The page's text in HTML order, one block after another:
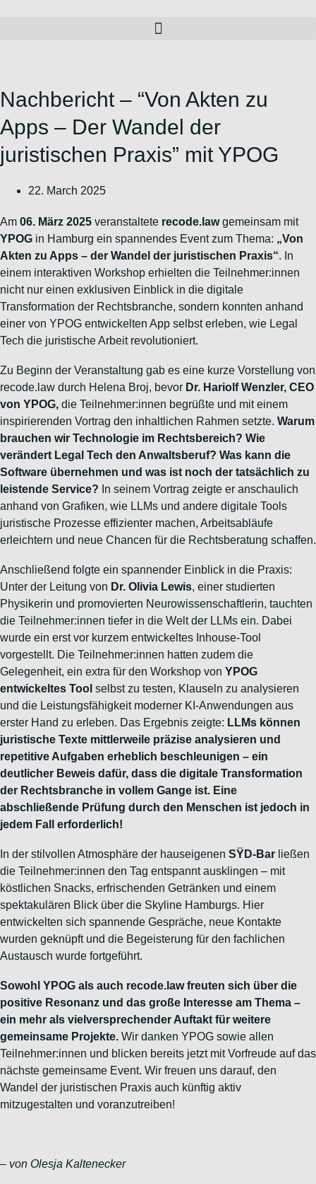
Nachbericht – “Von Akten zu
Apps – Der Wandel der
juristischen Praxis” mit YPOG
22. March 2025
Am 06. März 2025 veranstaltete recode.lawgemeinsam mit
YPOG in Hamburg ein spannendes Event zum Thema: „Von
Akten zu Apps – der Wandel der juristischen Praxis“. In
einem interaktiven Workshop erhielten die Teilnehmer:innen
nicht nur einen exklusiven Einblick in die digitale
Transformation der Rechtsbranche, sondern konnten anhand
einer von YPOG entwickelten App selbst erleben, wie Legal
Tech die juristische Arbeit revolutioniert.
Zu Beginn der Veranstaltung gab es eine kurze Vorstellung von
recode.law durch Helena Broj, bevor Dr. Hariolf Wenzler, CEO
von YPOG, die Teilnehmer:innen begrüßte und mit einem
inspirierenden Vortrag den inhaltlichen Rahmen setzte. Warum
brauchen wir Technologie im Rechtsbereich? Wie
verändert Legal Tech den Anwaltsberuf? Was kann die
Software übernehmen und was ist noch der tatsächlich zu
leistende Service? In seinem Vortrag zeigte er anschaulich
anhand von Grafiken, wie LLMs und andere digitale Tools
juristische Prozesse effizienter machen, Arbeitsabläufe
erleichtern und neue Chancen für die Rechtsberatung schaffen.
Anschließend folgte ein spannender Einblick in die Praxis:
Unter der Leitung von Dr. Olivia Lewis, einer studierten
Physikerin und promovierten Neurowissenschaftlerin, tauchten
die Teilnehmer:innen tiefer in die Welt der LLMs ein. Dabei
wurde ein erst vor kurzem entwickeltes Inhouse-Tool
vorgestellt. Die Teilnehmer:innen hatten zudem die
Gelegenheit, ein extra für den Workshop von YPOG
entwickeltes Tool selbst zu testen, Klauseln zu analysieren
und die Leistungsfähigkeit moderner KI-Anwendungen aus
erster Hand zu erleben. Das Ergebnis zeigte: LLMs können
juristische Texte mittlerweile präzise analysieren und
repetitive Aufgaben erheblich beschleunigen – ein
deutlicher Beweis dafür, dass die digitale Transformation
der Rechtsbranche in vollem Gange ist. Eine
abschließende Prüfung durch den Menschen ist jedoch in
jedem Fall erforderlich!
In der stilvollen Atmosphäre der hauseigenen SŸD-Bar ließen
die Teilnehmer:innen den Tag entspannt ausklingen – mit
köstlichen Snacks, erfrischenden Getränken und einem
spektakulären Blick über die Skyline Hamburgs. Hier
entwickelten sich spannende Gespräche, neue Kontakte
wurden geknüpft und die Begeisterung für den fachlichen
Austausch wurde fortgeführt.
Sowohl YPOG als auch recode.law freuten sich über die
positive Resonanz und das große Interesse am Thema –
ein mehr als vielversprechender Auftakt für weitere
gemeinsame Projekte. Wir danken YPOG sowie allen
Teilnehmer:innen und blicken bereits jetzt mit Vorfreude auf das
nächste gemeinsame Event. Wir freuen uns darauf, den
Wandel der juristischen Praxis auch künftig aktiv
mitzugestalten und voranzutreiben!
– von Olesja Kaltenecker